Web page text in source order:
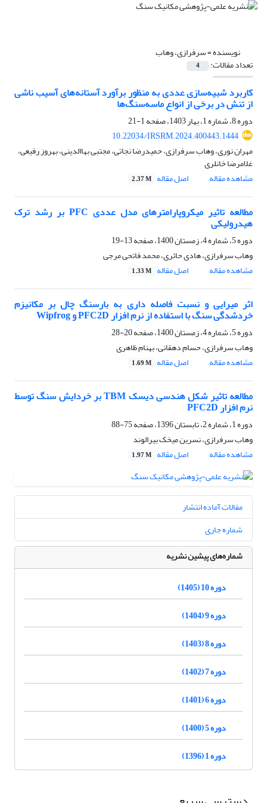
نویسنده =سرفرازی، وهاب
تعداد مقالات: 4
کاربرد شبیه‌سازی عددی به منظور برآورد آستانه‌های آسیب ناشی
از تنش در برخی از انواع ماسه‌سنگ‌ها
دوره 8، شماره 1، بهار 1403، صفحه
1-21
10.22034/IRSRM.2024.400443.1444
مهران نوری، وهاب سرفرازی، حمیدرضا نجاتی، مجتبی بهاالدینی، بهروز رفیعی،
غلامرضا خانلری
مشاهده مقاله
اصل مقاله 2.37 M
مطالعه تاثیر میکروپارامترهای مدل عددی PFC بر رشد ترک
هیدرولیکی
دوره 5، شماره 4، زمستان 1400، صفحه
13-19
وهاب سرفرازی، هادی حائری، محمد فاتحی مرجی
مشاهده مقاله
اصل مقاله 1.33 M
اثر میرایی و نسبت فاصله داری به بارسنگ چال بر مکانیزم
خردشدگی سنگ با استفاده از نرم افزار PFC2D و Wipfrog
دوره 5، شماره 4، زمستان 1400، صفحه
20-28
وهاب سرفرازی، حسام دهقانی، بهنام ظاهری
مشاهده مقاله
اصل مقاله 1.69 M
مطالعه تاثیر شکل هندسی دیسک TBM بر خردایش سنگ توسط
نرم افزار PFC2D
دوره 1، شماره 2، تابستان 1396، صفحه
75-88
وهاب سرفرازی، نسرین میخک بیرالوند
مشاهده مقاله
اصل مقاله 1.97 M
مقالات آماده انتشار
شماره جاری
شماره‌های پیشین نشریه
دوره 10 (1405)
دوره 9 (1404)
دوره 8 (1403)
دوره 7 (1402)
دوره 6 (1401)
دوره 5 (1400)
دوره 1 (1396)